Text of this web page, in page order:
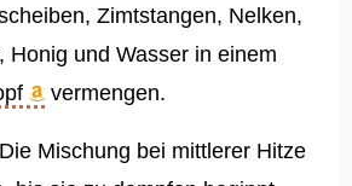
Zimtstangen, Nelken,
Honig und Wasser in einem
vermengen.
Mischung bei mittlerer Hitze